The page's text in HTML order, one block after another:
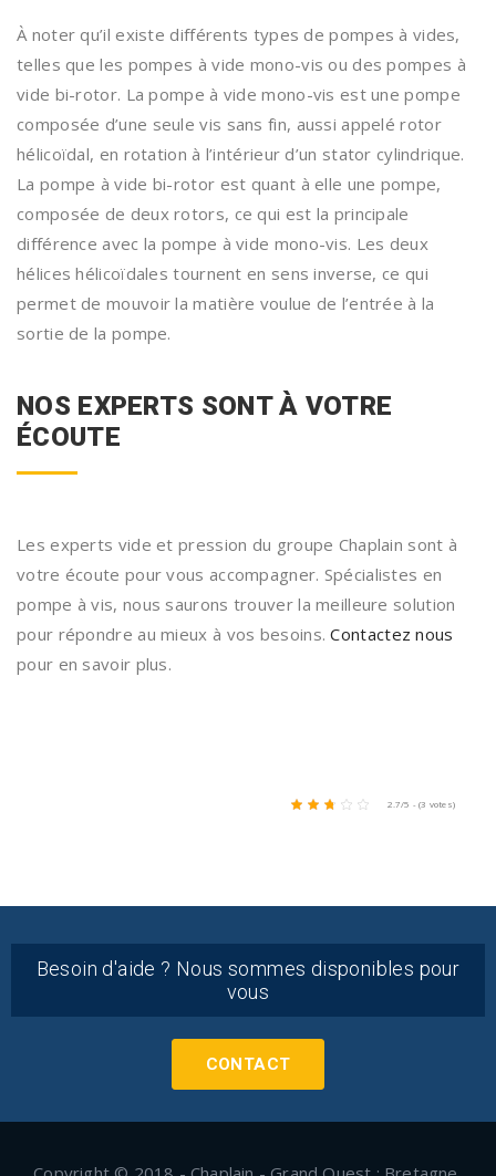
À noter qu’il existe différents types de pompes à vides,
telles que les pompes à vide mono-vis ou des pompes à
vide bi-rotor. La pompe à vide mono-vis est une pompe
composée d’une seule vis sans fin, aussi appelé rotor
hélicoïdal, en rotation à l’intérieur d’un stator cylindrique.
La pompe à vide bi-rotor est quant à elle une pompe,
composée de deux rotors, ce qui est la principale
différence avec la pompe à vide mono-vis. Les deux
hélices hélicoïdales tournent en sens inverse, ce qui
permet de mouvoir la matière voulue de l’entrée à la
sortie de la pompe.
NOS EXPERTS SONT À VOTRE
ÉCOUTE
Les experts vide et pression du groupe Chaplain sont à
votre écoute pour vous accompagner. Spécialistes en
pompe à vis, nous saurons trouver la meilleure solution
pour répondre au mieux à vos besoins.Contactez nous
pour en savoir plus.
2.7/5 - (3 votes)
Besoin d'aide ? Nous sommes disponibles pour
vous
CONTACT